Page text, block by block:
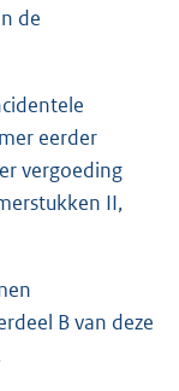
de
eerder
vergoeding
II,
B van deze